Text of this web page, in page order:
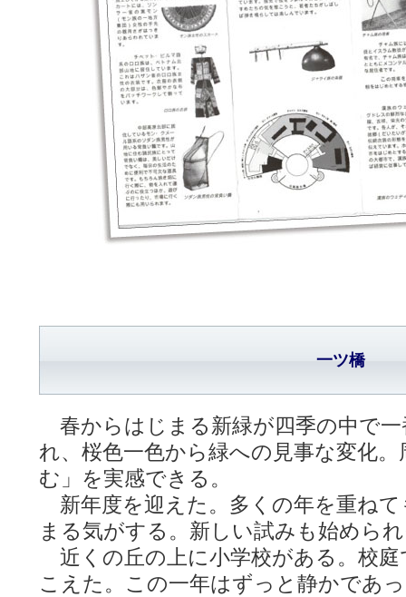
一ツ橋
春からはじまる新緑が四季の中で
れ、桜色一色から緑への見事な変化
む」を実感できる。
新年度を迎えた。多くの年を重ねて
まる気がする。新しい試みも始めら
近くの丘の上に小学校がある。校
こえた。この一年はずっと静かであ